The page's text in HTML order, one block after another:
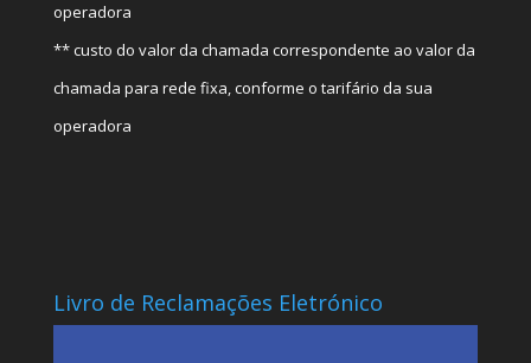
operadora
** custo do valor da chamada correspondente ao valor da
chamada para rede fixa, conforme o tarifário da sua
operadora
Livro de Reclamações Eletrónico